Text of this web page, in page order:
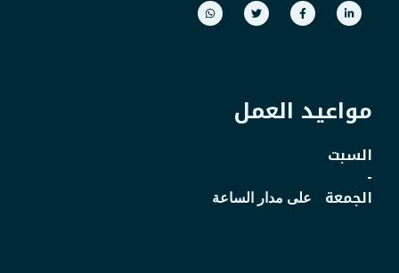
مواعيد العمل
السبت
-
الجمعة على مدار الساعة